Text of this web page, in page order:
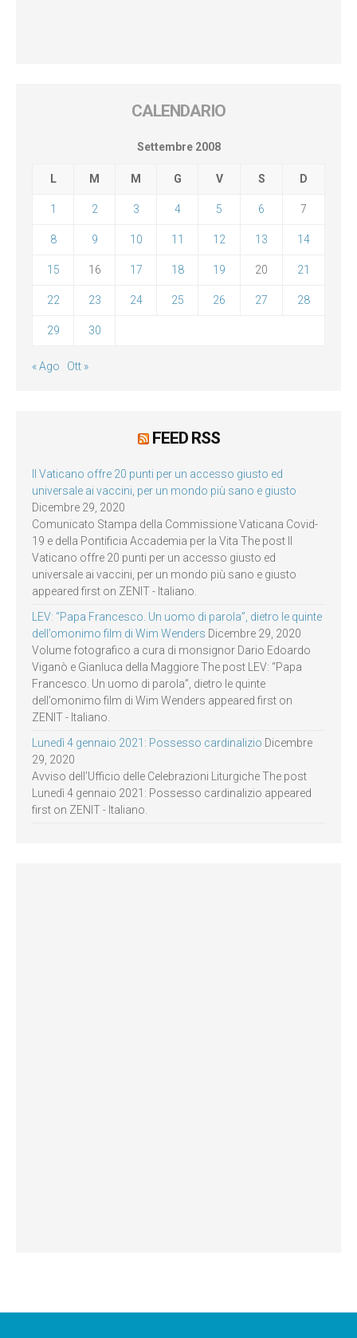
CALENDARIO
Settembre 2008
L M M G V S D
1 2 3 4 5 6 7
8 9 10 11 12 13 14
15 16 17 18 19 20 21
22 23 24 25 26 27 28
29 30
« Ago Ott »
FEED RSS
Il Vaticano offre 20 punti per un accesso giusto ed
universale ai vaccini, per un mondo più sano e giusto
Dicembre 29, 2020
Comunicato Stampa della Commissione Vaticana Covid-
19 e della Pontificia Accademia per la Vita The post Il
Vaticano offre 20 punti per un accesso giusto ed
universale ai vaccini, per un mondo più sano e giusto
appeared first on ZENIT - Italiano.
LEV: “Papa Francesco. Un uomo di parola”, dietro le quinte
dell’omonimo film di Wim Wenders Dicembre 29, 2020
Volume fotografico a cura di monsignor Dario Edoardo
Viganò e Gianluca della Maggiore The post LEV: “Papa
Francesco. Un uomo di parola”, dietro le quinte
dell’omonimo film di Wim Wenders appeared first on
ZENIT - Italiano.
Lunedì 4 gennaio 2021: Possesso cardinalizio Dicembre
29, 2020
Avviso dell’Ufficio delle Celebrazioni Liturgiche The post
Lunedì 4 gennaio 2021: Possesso cardinalizio appeared
first on ZENIT - Italiano.